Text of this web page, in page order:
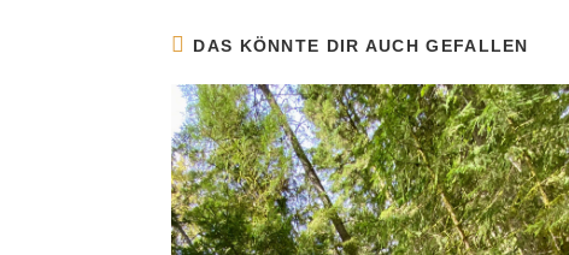
DAS KÖNNTE DIR AUCH GEFALLEN